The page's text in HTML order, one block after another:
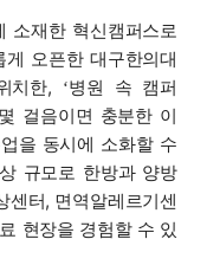
소재한 혁신캠퍼스로
오픈한 대구한의대
치한, ‘병원 속 캠퍼
걸음이면 충분한 이
을 동시에 소화할 수
규모로 한방과 양방
센터, 면역알레르기센
현장을 경험할 수 있